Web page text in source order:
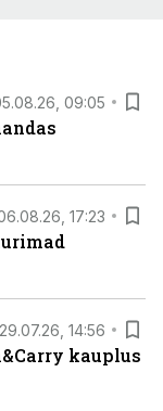
09:05
17:23
29.07.26, 14:56
kauplus